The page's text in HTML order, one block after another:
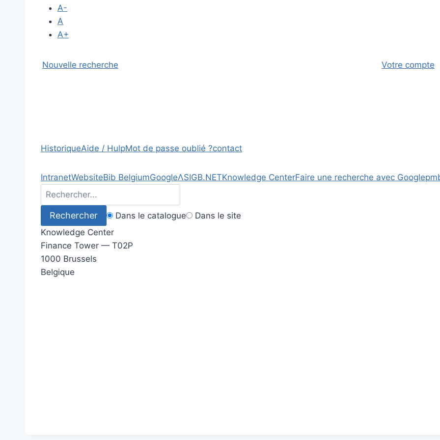
A-
A
A+
Nouvelle recherche Votre compte
HistoriqueAide / HulpMot de passe oublié ?contact
IntranetWebsiteBib BelgiumGoogleΛSIGB.NETKnowledge CenterFaire une recherche avec Google
Dans le catalogue
Dans le site
Knowledge Center
Finance Tower — T02P
1000 Brussels
Belgique